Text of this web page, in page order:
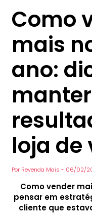
Como
mais
ano:
loja de
Por Revenda Mais- 06/02/
Como vender
pensar em
cliente que